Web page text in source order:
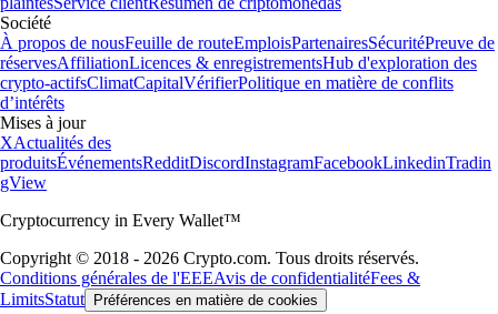
Société
À propos de nousFeuille de routeEmploisPartenairesSécuritéPreuve de
réservesAffiliationLicences & enregistrementsHub d'exploration des
crypto-actifsClimatCapitalVérifierPolitique en matière de conflits
d’intérêts
Mises à jour
XActualités des
produitsÉvénementsRedditDiscordInstagramFacebookLinkedinTradin
gView
Cryptocurrency in Every Wallet™
Copyright © 2018 - 2026 Crypto.com. Tous droits réservés.
Conditions générales de l'EEEAvis de confidentialitéFees &
LimitsStatut Préférences en matière de cookies